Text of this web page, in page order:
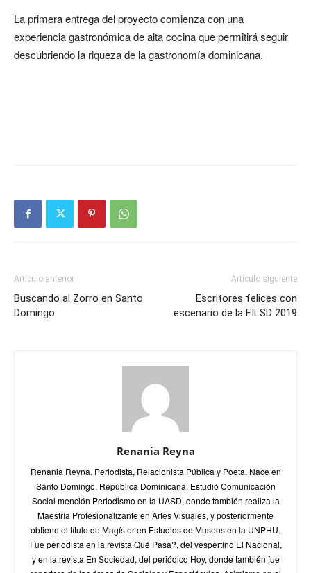
La primera entrega del proyecto comienza con una
experiencia gastronómica de alta cocina que permitirá seguir
descubriendo la riqueza de la gastronomía dominicana.
Artículo anterior
Buscando al Zorro en Santo
Domingo
Artículo siguiente
Escritores felices con
escenario de la FILSD 2019
Renania Reyna
Renania Reyna. Periodista, Relacionista Pública y Poeta. Nace en
Santo Domingo, República Dominicana. Estudió Comunicación
Social mención Periodismo en la UASD, donde también realiza la
Maestría Profesionalizante en Artes Visuales, y posteriormente
obtiene el título de Magíster en Estudios de Museos en la UNPHU.
Fue periodista en la revista Qué Pasa?, del vespertino El Nacional,
y en la revista En Sociedad, del periódico Hoy, donde también fue